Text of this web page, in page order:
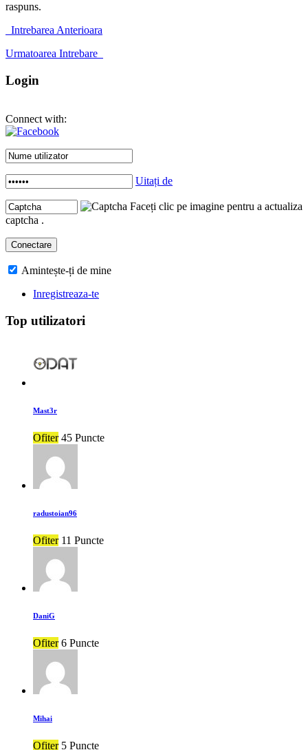
raspuns.
Intrebarea Anterioara
Urmatoarea Intrebare
Login
Connect with:
Uitați de
Faceți clic pe imagine pentru a actualiza
captcha .
Amintește-ți de mine
Inregistreaza-te
Top utilizatori
Mast3r
Ofiter 45 Puncte
radustoian96
Ofiter 11 Puncte
DaniG
Ofiter 6 Puncte
Mihai
Ofiter 5 Puncte